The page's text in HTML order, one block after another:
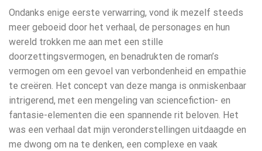
Ondanks enige eerste verwarring, vond ik mezelf steeds
meer geboeid door het verhaal, de personages en hun
wereld trokken me aan met een stille
doorzettingsvermogen, en benadrukten de roman’s
vermogen om een gevoel van verbondenheid en empathie
te creëren. Het concept van deze manga is onmiskenbaar
intrigerend, met een mengeling van sciencefiction- en
fantasie-elementen die een spannende rit beloven. Het
was een verhaal dat mijn veronderstellingen uitdaagde en
me dwong om na te denken, een complexe en vaak